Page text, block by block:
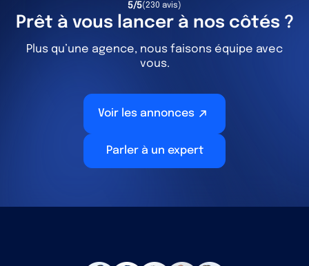
5/5(230 avis)
Prêt à vous lancer à nos côtés ?
Plus qu’une agence, nous faisons équipe avec
vous.
Voir les annonces
Parler à un expert